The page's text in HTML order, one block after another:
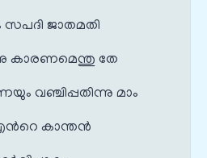
ജാതമതി
കാരണമെന്തു തേ
വഞ്ചിപ്പതിന്നു മാം
കാന്തന്‍